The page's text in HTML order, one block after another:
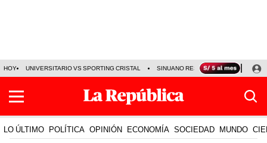
HOY UNIVERSITARIO VS SPORTING CRISTAL SINUANO RESULTADOS HOY
LO ÚLTIMO POLÍTICA OPINIÓN ECONOMÍA SOCIEDAD MUNDO